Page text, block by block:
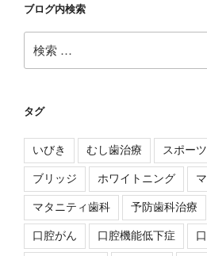
ブログ内検索
索:
タグ
いびき むし歯治療 スポーツ
ブリッジ ホワイトニング
マタニティ歯科 予防歯科治療
口腔がん 口腔機能低下症